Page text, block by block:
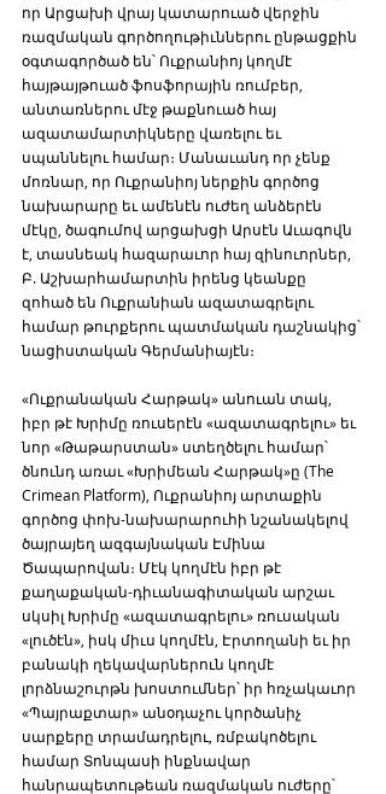
որ Արցախի վրայ կատարուած վերջին
ռազմական գործողութիւններու ընթացքին
օգտագործած են՝ Ուքրանիոյ կողմէ
հայթայթուած ֆոսֆորային ռումբեր,
անտառներու մէջ թաքնուած հայ
ազատամարտիկները վառելու եւ
սպաննելու համար։ Մանաւանդ որ չենք
մոռնար, որ Ուքրանիոյ ներքին գործոց
նախարարը եւ ամենէն ուժեղ անձերէն
մէկը, ծագումով արցախցի Արսէն Աւագովն
է, տասնեակ հազարաւոր հայ զինուորներ,
Բ. Աշխարհամարտին իրենց կեանքը
զոհած են Ուքրանիան ազատագրելու
համար թուրքերու պատմական դաշնակից՝
նացիստական Գերմանիայէն։
«Ուքրանական Հարթակ» անուան տակ,
իբր թէ Խրիմը ռուսերէն «ազատագրելու» եւ
նոր «Թաթարստան» ստեղծելու համար՝
ծնունդ առաւ «Խրիմեան Հարթակ»ը (The
Crimean Platform), Ուքրանիոյ արտաքին
գործոց փոխ-նախարարուհի նշանակելով
ծայրայեղ ազգայնական Էմինա
Ծապարովան։ Մէկ կողմէն իբր թէ
քաղաքական-դիւանագիտական արշաւ
սկսիլ Խրիմը «ազատագրելու» ռուսական
«լուծէն», իսկ միւս կողմէն, Էրտողանի եւ իր
բանակի ղեկավարներուն կողմէ
լորձնաշուրթն խոստումներ՝ իր հռչակաւոր
«Պայրաքտար» անօդաչու կործանիչ
սարքերը տրամադրելու, ռմբակոծելու
համար Տոնպասի ինքնավար
հանրապետութեան ռազմական ուժերը՝